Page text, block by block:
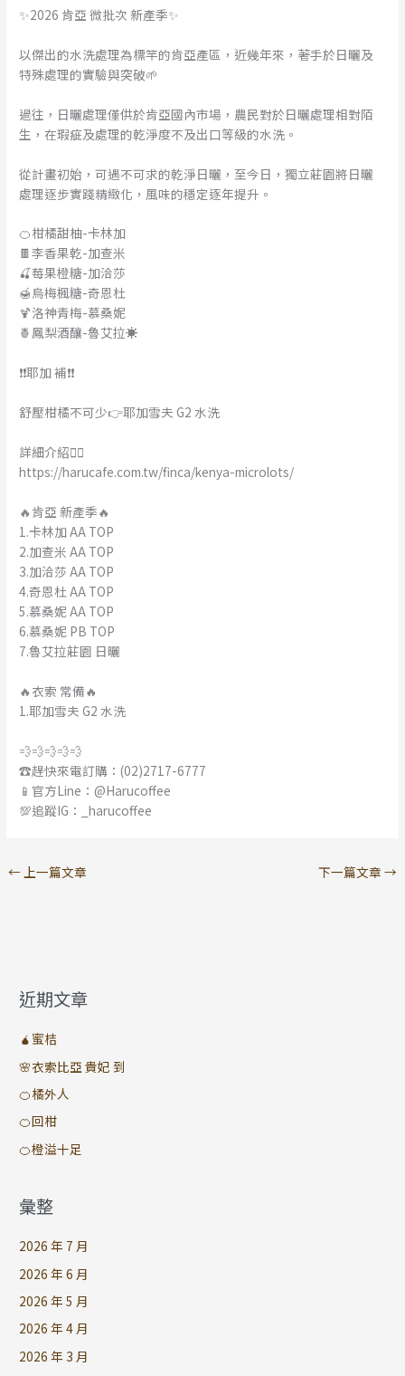
✨2026 肯亞 微批次 新產季✨
以傑出的水洗處理為標竿的肯亞產區，近幾年來，著手於日曬及
特殊處理的實驗與突破🌱
過往，日曬處理僅供於肯亞國內市場，農民對於日曬處理相對陌
生，在瑕疵及處理的乾淨度不及出口等級的水洗。
從計畫初始，可遇不可求的乾淨日曬，至今日，獨立莊園將日曬
處理逐步實踐精緻化，風味的穩定逐年提升。
🍊柑橘甜柚-卡林加
🍫李香果乾-加查米
🍒莓果橙糖-加洽莎
🍯烏梅楓糖-奇恩杜
🍹洛神青梅-慕桑妮
🍍鳳梨酒釀-魯艾拉☀️
❗❗耶加 補❗❗
舒壓柑橘不可少👉耶加雪夫 G2 水洗
詳細介紹👉🏻
https://harucafe.com.tw/finca/kenya-microlots/
🔥肯亞 新產季🔥
1.卡林加 AA TOP
2.加查米 AA TOP
3.加洽莎 AA TOP
4.奇恩杜 AA TOP
5.慕桑妮 AA TOP
6.慕桑妮 PB TOP
7.魯艾拉莊園 日曬
🔥衣索 常備🔥
1.耶加雪夫 G2 水洗
💨💨💨💨💨
☎️趕快來電訂購：(02)2717-6777
📱官方Line：@Harucoffee
💯追蹤IG：_harucoffee
← 上一篇文章 下一篇文章 →
近期文章
🧉蜜桔
🌸衣索比亞 貴妃 到
🍊橘外人
🍊回柑
🍊橙溢十足
彙整
2026 年 7 月
2026 年 6 月
2026 年 5 月
2026 年 4 月
2026 年 3 月